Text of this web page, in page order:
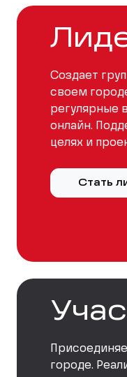
Создает
своем
регулярные
онлайн.
целях и
Стать
городе.